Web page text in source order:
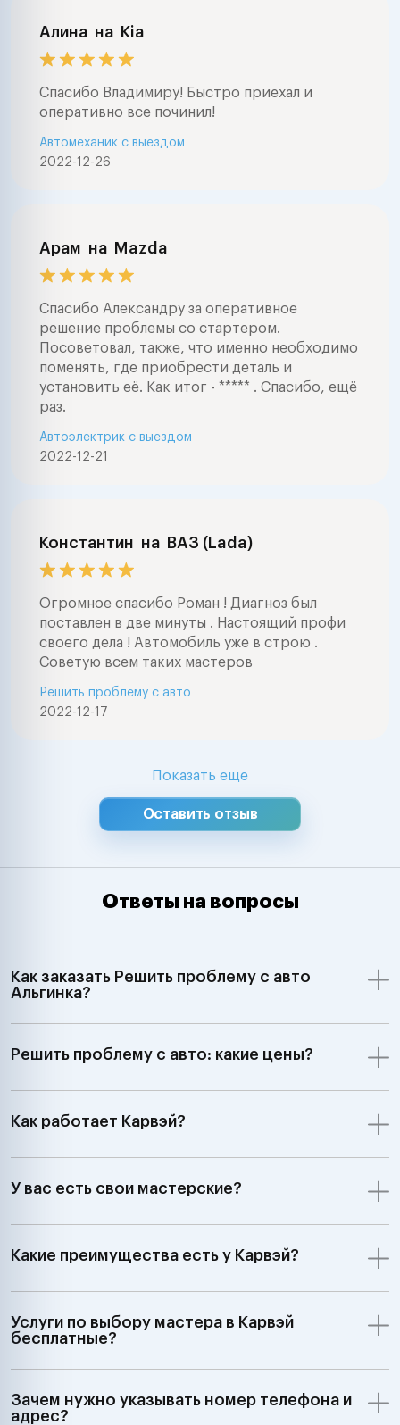
Алина на Kia
Спасибо Владимиру! Быстро приехал и
оперативно все починил!
2022-12-26
Автомеханик с выездом
Арам на Mazda
Спасибо Александру за оперативное
решение проблемы со стартером.
Посоветовал, также, что именно необходимо
поменять, где приобрести деталь и
установить её. Как итог - ***** . Спасибо, ещё
раз.
2022-12-21
Автоэлектрик с выездом
Константин на ВАЗ (Lada)
Огромное спасибо Роман ! Диагноз был
поставлен в две минуты . Настоящий профи
своего дела ! Автомобиль уже в строю .
Советую всем таких мастеров
2022-12-17
Решить проблему с авто
Показать еще
Оставить отзыв
Ответы на вопросы
Как заказать Решить проблему с авто
Альгинка?
Решить проблему с авто: какие цены?
Как работает Карвэй?
У вас есть свои мастерские?
Какие преимущества есть у Карвэй?
Услуги по выбору мастера в Карвэй
бесплатные?
Зачем нужно указывать номер телефона и
адрес?